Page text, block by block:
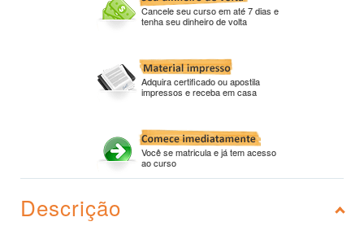
Cancele seu curso em até 7 dias e
tenha seu dinheiro de volta
Adquira certificado ou apostila
impressos e receba em casa
Você se matricula e já tem acesso
ao curso
Descrição